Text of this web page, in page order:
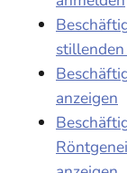
anzeigen